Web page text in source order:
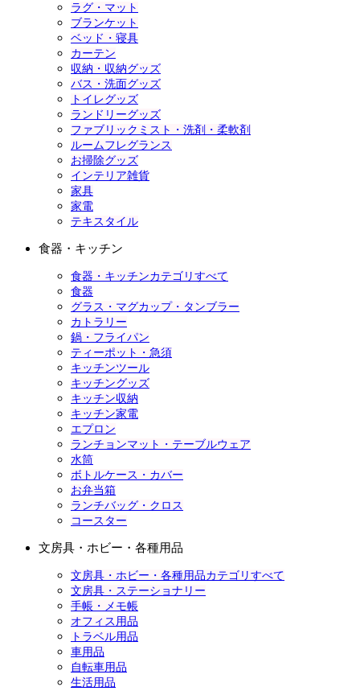
ラグ・マット
ブランケット
ベッド・寝具
カーテン
収納・収納グッズ
バス・洗面グッズ
トイレグッズ
ランドリーグッズ
ファブリックミスト・洗剤・柔軟剤
ルームフレグランス
お掃除グッズ
インテリア雑貨
家具
家電
テキスタイル
食器・キッチン
食器・キッチンカテゴリすべて
食器
グラス・マグカップ・タンブラー
カトラリー
鍋・フライパン
ティーポット・急須
キッチンツール
キッチングッズ
キッチン収納
キッチン家電
エプロン
ランチョンマット・テーブルウェア
水筒
ボトルケース・カバー
お弁当箱
ランチバッグ・クロス
コースター
文房具・ホビー・各種用品
文房具・ホビー・各種用品カテゴリすべて
文房具・ステーショナリー
手帳・メモ帳
オフィス用品
トラベル用品
車用品
自転車用品
生活用品